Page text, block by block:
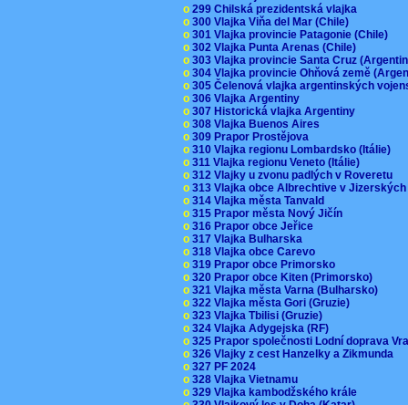
o 299 Chilská prezidentská vlajka
o 300 Vlajka Viňa del Mar (Chile)
o 301 Vlajka provincie Patagonie (Chile)
o 302 Vlajka Punta Arenas (Chile)
o 303 Vlajka provincie Santa Cruz
o 304 Vlajka provincie Ohňová země
o 305 Čelenová vlajka argentinských
o 306 Vlajka Argentiny
o 307 Historická vlajka Argentiny
o 308 Vlajka Buenos Aires
o 309 Prapor Prostějova
o 310 Vlajka regionu Lombardsko (Itálie)
o 311 Vlajka regionu Veneto (Itálie)
o 312 Vlajky u zvonu padlých v Roveretu
o 313 Vlajka obce Albrechtive v
o 314 Vlajka města Tanvald
o 315 Prapor města Nový Jičín
o 316 Prapor obce Jeřice
o 317 Vlajka Bulharska
o 318 Vlajka obce Carevo
o 319 Prapor obce Primorsko
o 320 Prapor obce Kiten (Primorsko)
o 321 Vlajka města Varna (Bulharsko)
o 322 Vlajka města Gori (Gruzie)
o 323 Vlajka Tbilisi (Gruzie)
o 324 Vlajka Adygejska (RF)
o 325 Prapor společnosti Lodní doprava
o 326 Vlajky z cest Hanzelky a Zikmunda
o 327 PF 2024
o 328 Vlajka Vietnamu
o 329 Vlajka kambodžského krále